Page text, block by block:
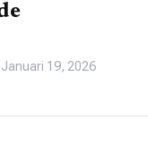
Januari 19, 2026